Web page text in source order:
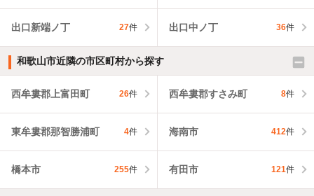
出口新端ノ丁 27件 出口中ノ丁 36件
和歌山市近隣の市区町村から探す
西牟婁郡上富田町 26件 西牟婁郡すさみ町 8件
東牟婁郡那智勝浦町 4件 海南市 412件
橋本市 255件 有田市 121件